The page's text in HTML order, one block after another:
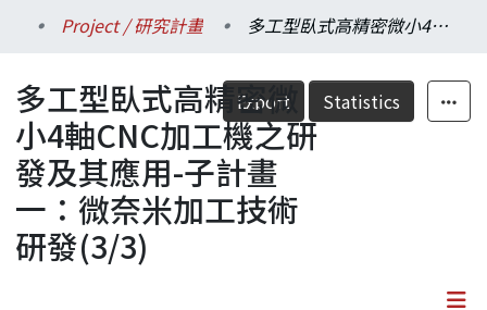
Research Outputs
Fundings & Projects
Researchers
Organizations
Statistics
Project / 研究計畫
多工型臥式高精密微小4軸CNC加工機之研發及其應用-子計畫一：微奈米加工技術研發(3/3)
Export Statistics
多工型臥式高精密微
小4軸CNC加工機之研
發及其應用-子計畫
一：微奈米加工技術
研發(3/3)